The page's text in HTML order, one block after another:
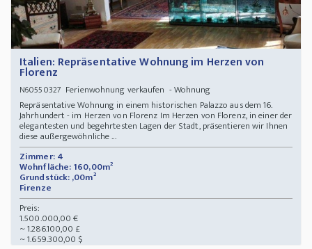
Italien: Repräsentative Wohnung im Herzen von
Florenz
N60550327 Ferienwohnung verkaufen - Wohnung
Repräsentative Wohnung in einem historischen Palazzo aus dem 16.
Jahrhundert - im Herzen von Florenz Im Herzen von Florenz, in einer der
elegantesten und begehrtesten Lagen der Stadt, präsentieren wir Ihnen
diese außergewöhnliche ...
Zimmer: 4
Wohnfläche: 160,00m²
Grundstück: ,00m²
Firenze
Preis:
1.500.000,00 €
~ 1.286.100,00 £
~ 1.659.300,00 $